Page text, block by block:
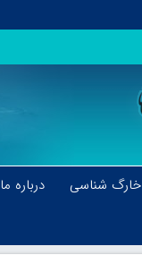
خارگ شناسی درباره ما